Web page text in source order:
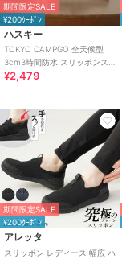
期間限定SALE
¥200ｸｰﾎﾟﾝ
ハスキー
TOKYO CAMPGO 全天候型
3cm3時間防水 スリッポンス
ニーカー
¥2,479
期間限定SALE
¥200ｸｰﾎﾟﾝ
アレッタ
スリッポン レディース 幅広 ハ